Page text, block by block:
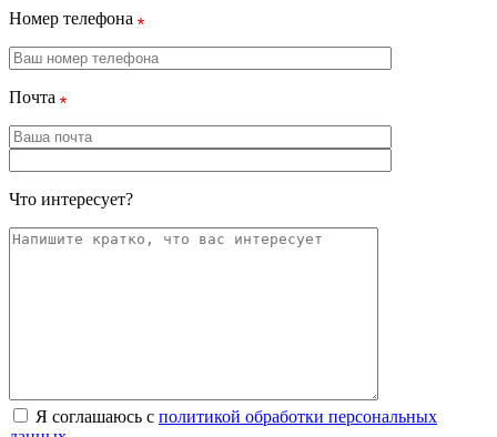
Номер телефона
Почта
Что интересует?
Я соглашаюсь с политикой обработки персональных